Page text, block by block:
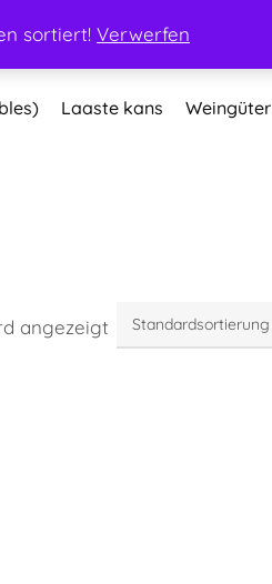
sortiert! Verwerfen
Mein Konto
Laaste kans Weingüter
angezeigt